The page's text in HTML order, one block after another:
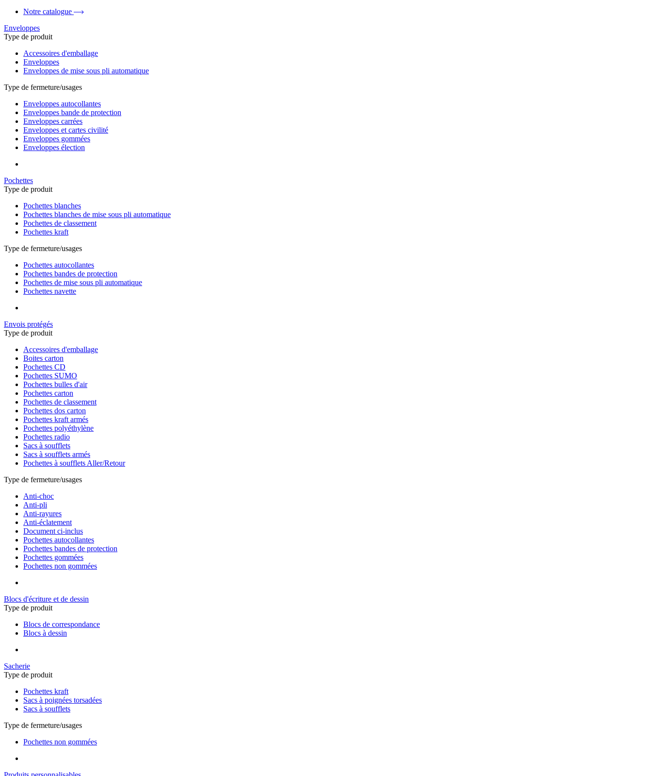
Notre catalogue
Enveloppes
Type de produit
Accessoires d'emballage
Enveloppes
Enveloppes de mise sous pli automatique
Type de fermeture/usages
Enveloppes autocollantes
Enveloppes bande de protection
Enveloppes carrées
Enveloppes et cartes civilité
Enveloppes gommées
Enveloppes élection
Pochettes
Type de produit
Pochettes blanches
Pochettes blanches de mise sous pli automatique
Pochettes de classement
Pochettes kraft
Type de fermeture/usages
Pochettes autocollantes
Pochettes bandes de protection
Pochettes de mise sous pli automatique
Pochettes navette
Envois protégés
Type de produit
Accessoires d'emballage
Boites carton
Pochettes CD
Pochettes SUMO
Pochettes bulles d'air
Pochettes carton
Pochettes de classement
Pochettes dos carton
Pochettes kraft armés
Pochettes polyéthylène
Pochettes radio
Sacs à soufflets
Sacs à soufflets armés
Pochettes à soufflets Aller/Retour
Type de fermeture/usages
Anti-choc
Anti-pli
Anti-rayures
Anti-éclatement
Document ci-inclus
Pochettes autocollantes
Pochettes bandes de protection
Pochettes gommées
Pochettes non gommées
Blocs d'écriture et de dessin
Type de produit
Blocs de correspondance
Blocs à dessin
Sacherie
Type de produit
Pochettes kraft
Sacs à poignées torsadées
Sacs à soufflets
Type de fermeture/usages
Pochettes non gommées